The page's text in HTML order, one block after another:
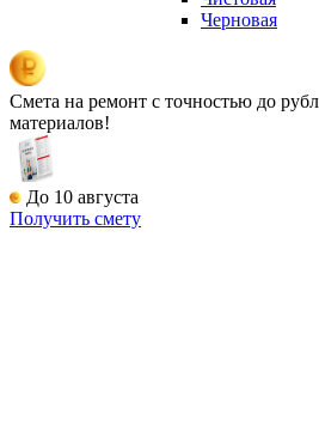
Черновая
Смета на ремонт с точностью до
материалов!
До 10 августа
Получить смету